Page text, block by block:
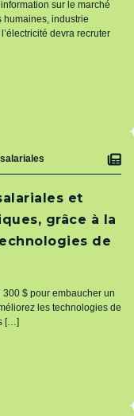
sur le marché
humaines, industrie
devra recruter
et
grâce à la
de
300 $ pour embaucher un
les technologies de
[…]